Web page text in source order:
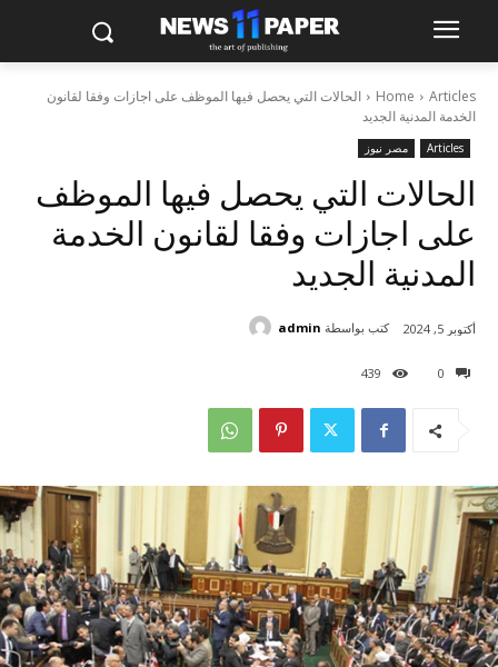
Home Articles
الحالات التي يحصل فيها الموظف على اجازات وفقا لقانون
الخدمة المدنية الجديد
Articles مصر نيوز
الحالات التي يحصل فيها الموظف
على اجازات وفقا لقانون الخدمة
المدنية الجديد
0
439
أكتوبر 5, 2024 كتب بواسطة admin